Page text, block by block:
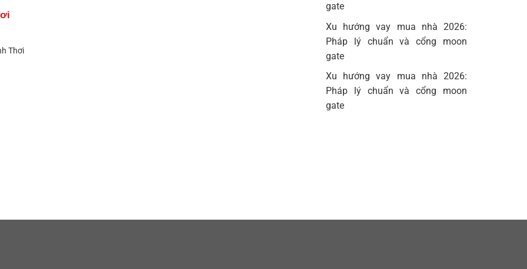
Thơi
gate
Xu hướng vay mua nhà 2026:
Pháp lý chuẩn và cổng moon
gate
Xu hướng vay mua nhà 2026:
Pháp lý chuẩn và cổng moon
gate